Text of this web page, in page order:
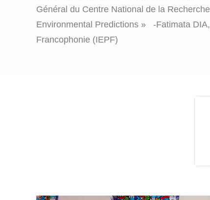
Général du Centre National de la
Environmental Predictions » -Fatimata DIA,
Francophonie (IEPF)